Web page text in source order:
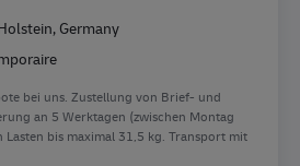
Germany
bei uns. Zustellung von Brief- und
an 5 Werktagen (zwischen Montag
Lasten bis maximal 31,5 kg. Transport mit